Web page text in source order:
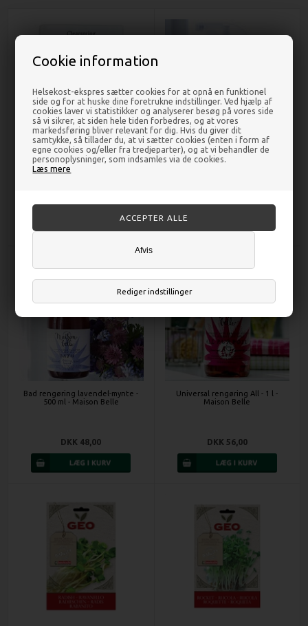
Cookie information
Helsekost-ekspres sætter cookies for at opnå en funktionel
side og for at huske dine foretrukne indstillinger. Ved hjælp af
cookies laver vi statistikker og analyserer besøg på vores side
så vi sikrer, at siden hele tiden forbedres, og at vores
markedsføring bliver relevant for dig. Hvis du giver dit
samtykke, så tillader du, at vi sætter cookies (enten i form af
egne cookies og/eller fra tredjeparter), og at vi behandler de
personoplysninger, som indsamles via de cookies.
Læs mere
Rediger indstillinger
Afvis
Ris galetter med havsalt - 100
gram - Clearspring
DKK 14,00
Limescale afkalkningmiddel
lavendel-mynte - 500 ml - Maison
DKK 51,00
Bad rengøring lavendel-mynte -
500 ml - Maison Belle
DKK 48,00
Universal rengøring All - 1 l -
Maison Belle
DKK 56,00